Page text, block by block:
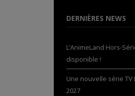
DERNIÈRES NEWS
L’AnimeLand Hors-
disponible !
Une nouvelle série
2027